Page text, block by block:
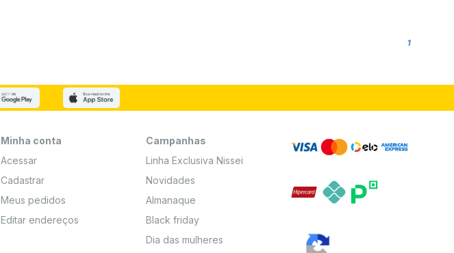
1
Minha conta
Acessar
Cadastrar
Meus pedidos
Editar endereços
Campanhas
Linha Exclusiva Nissei
Novidades
Almanaque
Black friday
Dia das mulheres